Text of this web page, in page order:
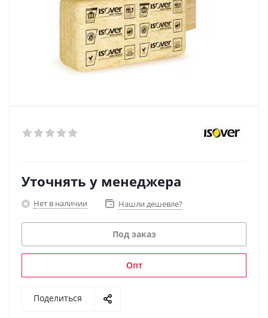
Уточнять у менеджера
Нет в наличии Нашли дешевле?
Под заказ
Опт
Поделиться